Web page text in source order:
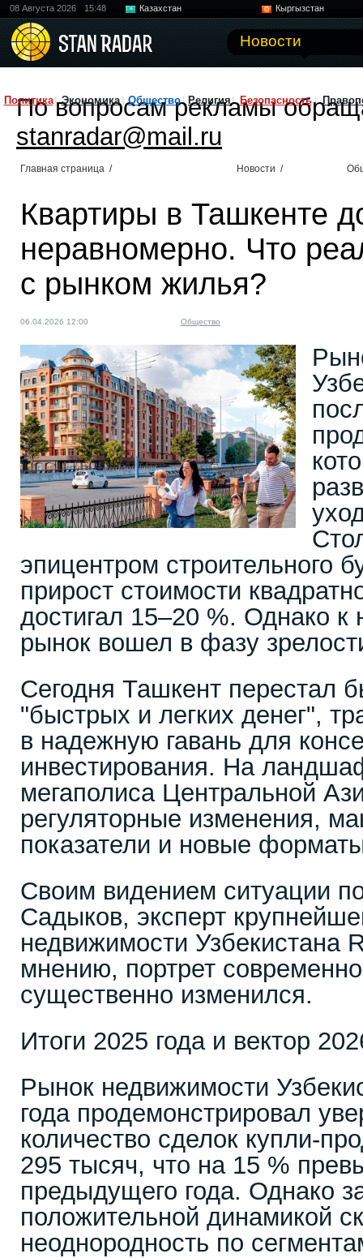
08 Августа 2026 15:48 Казахстан
Кыргызстан
Новости
Политика Экономика Общество Религия Безопасность
По вопросам рекламы
stanradar@mail.ru
Главная страница / Новости /
Квартиры в Ташкенте
неравномерно. Что
с рынком жилья?
06.04.2026 12:00 Общество
эпицентром строительного
прирост стоимости
достигал 15–20 %. Однако к
рынок вошел в фазу
Сегодня Ташкент перестал
"быстрых и легких денег",
в надежную гавань для
инвестирования. На
мегаполиса Центральной
регуляторные изменения,
показатели и новые
Своим видением ситуации
Садыков, эксперт
недвижимости Узбекистана
мнению, портрет
существенно изменился.
Итоги 2025 года и вектор
Рынок недвижимости
года продемонстрировал
количество сделок купли-
295 тысяч, что на 15 %
предыдущего года. Однако
положительной динамикой
неоднородность по